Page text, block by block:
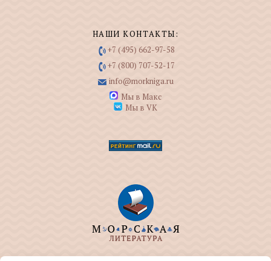
НАШИ КОНТАКТЫ:
+7 (495) 662-97-58
+7 (800) 707-52-17
info@morkniga.ru
Мы в Макс
Мы в VK